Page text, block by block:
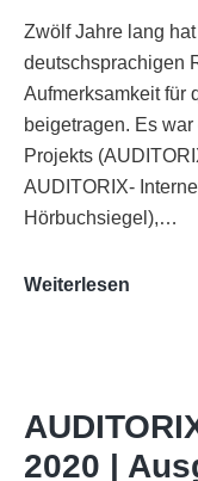
Zwölf Jahre lang
deutschsprachigen
Aufmerksamkeit für
beigetragen. Es
Projekts
AUDITORIX-
Hörbuchsiegel),…
Weiterlesen
Köln
2020 |